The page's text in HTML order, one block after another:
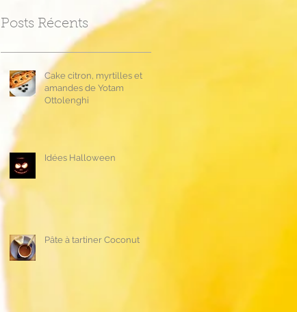
Posts Récents
Cake citron, myrtilles et
amandes de Yotam
Ottolenghi
Idées Halloween
Pâte à tartiner Coconut